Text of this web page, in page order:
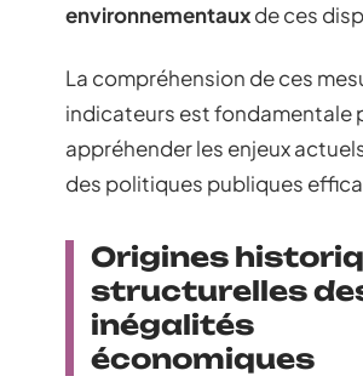
environnementauxde ces
La compréhension de ces
indicateurs est fondamentale
appréhender les enjeux
des politiques publiques
Origines
structurelles
inégalités
économiques